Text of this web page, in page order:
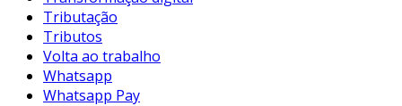
Tributação
Tributos
Volta ao trabalho
Whatsapp
Whatsapp Pay